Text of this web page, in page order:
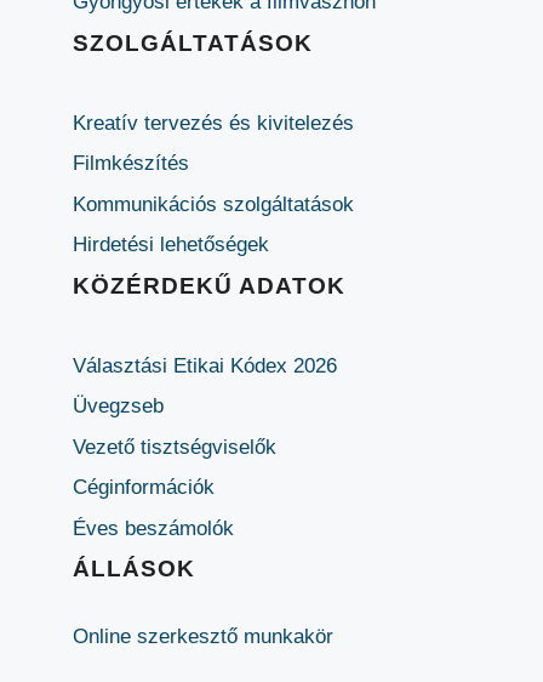
SZOLGÁLTATÁSOK
Kreatív tervezés és kivitelezés
Filmkészítés
Kommunikációs szolgáltatások
Hirdetési lehetőségek
KÖZÉRDEKŰ ADATOK
Választási Etikai Kódex 2026
Üvegzseb
Vezető tisztségviselők
Céginformációk
Éves beszámolók
ÁLLÁSOK
Online szerkesztő munkakör